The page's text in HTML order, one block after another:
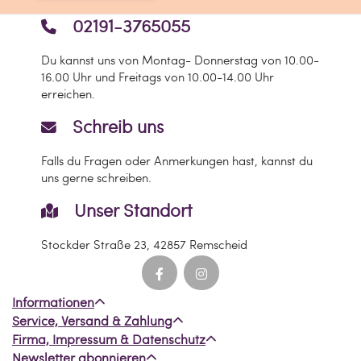
Modellierballons bist Du bestens
auszuleben.
Informationen zum Hersteller:
in der EU ansässige Wirtschaftsakteur
RS Segelken GmbH
Malthusstr. 9
Deutschland
info[at]rs-segelken.de
Schreib uns
Falls du Fragen oder Anmerkungen hast, kannst du
uns gerne schreiben.
02191-3765055
Du kannst uns von Montag- Donnerstag von 10.00-
16.00 Uhr und Freitags von 10.00-14.00 Uhr
erreichen.
Unser Standort
Stockder Straße 23, 42857 Remscheid
Informationen
Service, Versand & Zahlung
Firma, Impressum & Datenschutz
Newsletter abonnieren